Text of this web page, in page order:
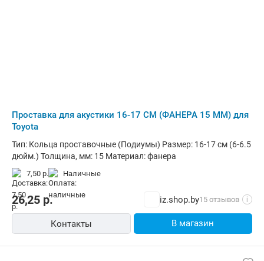
Проставка для акустики 16-17 СМ (ФАНЕРА 15 ММ) для
Toyota
Тип: Кольца проставочные (Подиумы) Размер: 16-17 см (6-6.5
дюйм.) Толщина, мм: 15 Материал: фанера
7,50 р. наличные
26,25 р. iz.shop.by15 отзывов i
Контакты В магазин